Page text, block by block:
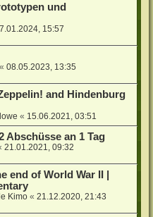
und
15:57
«08.05.2023, 13:35
and Hindenburg
« 15.06.2021, 03:51
Abschüsse an 1 Tag
21.01.2021, 09:32
end of World War II |
Kimo «21.12.2020, 21:43